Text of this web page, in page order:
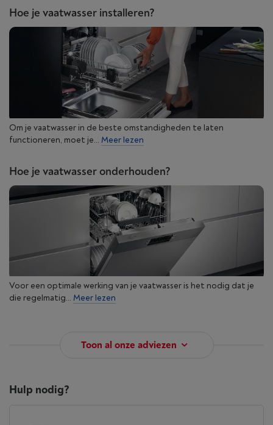
Hoe je vaatwasser installeren?
Om je vaatwasser in de beste omstandigheden te laten
functioneren, moet je... Meer lezen
Hoe je vaatwasser onderhouden?
Voor een optimale werking van je vaatwasser is het nodig dat je
die regelmatig... Meer lezen
Toon al onze adviezen
Hulp nodig?